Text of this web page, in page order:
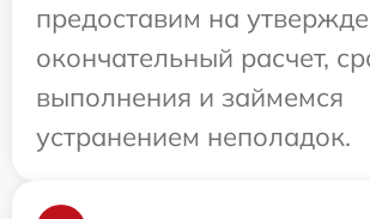
предоставим на
окончательный расчет,
выполнения и займемся
устранением неполадок.